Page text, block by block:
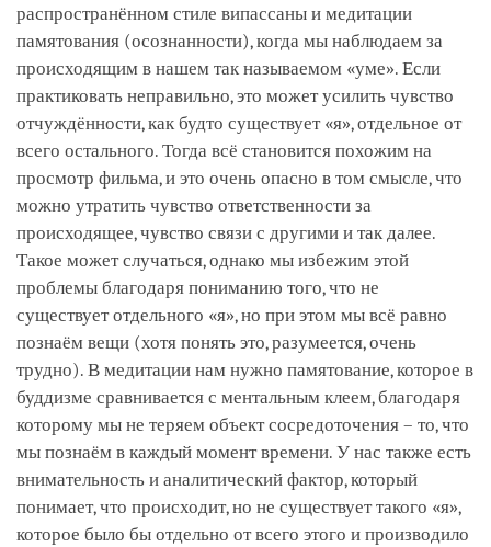
распространённом стиле випассаны и медитации
памятования (осознанности), когда мы наблюдаем за
происходящим в нашем так называемом «уме». Если
практиковать неправильно, это может усилить чувство
отчуждённости, как будто существует «я», отдельное от
всего остального. Тогда всё становится похожим на
просмотр фильма, и это очень опасно в том смысле, что
можно утратить чувство ответственности за
происходящее, чувство связи с другими и так далее.
Такое может случаться, однако мы избежим этой
проблемы благодаря пониманию того, что не
существует отдельного «я», но при этом мы всё равно
познаём вещи (хотя понять это, разумеется, очень
трудно). В медитации нам нужно памятование, которое в
буддизме сравнивается с ментальным клеем, благодаря
которому мы не теряем объект сосредоточения – то, что
мы познаём в каждый момент времени. У нас также есть
внимательность и аналитический фактор, который
понимает, что происходит, но не существует такого «я»,
которое было бы отдельно от всего этого и производило